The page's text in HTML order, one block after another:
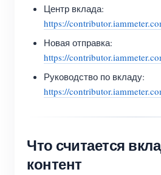
Монитор энергии
Монитор потребления
Система управления
Домашняя
Магазин
Ресурсы
Документация
Обучающее видео
FAQ
Новости
Сообщество
Программа участников
Мероприятия
Форум
Решения
О нас
Центр вклада:
https://
Новая отправка:
https://
Руководство по вкладу:
https://
Что считается
контент